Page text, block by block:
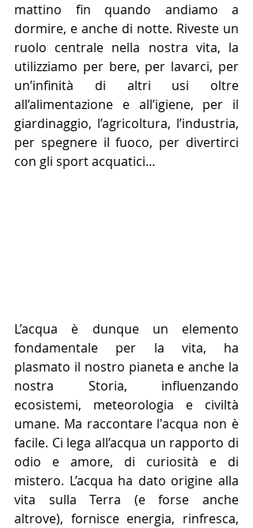
mattino fin quando andiamo a
dormire, e anche di notte. Riveste un
ruolo centrale nella nostra vita, la
utilizziamo per bere, per lavarci, per
un’infinità di altri usi oltre
all’alimentazione e all’igiene, per il
giardinaggio, l’agricoltura, l’industria,
per spegnere il fuoco, per divertirci
con gli sport acquatici…
L’acqua è dunque un elemento
fondamentale per la vita, ha
plasmato il nostro pianeta e anche la
nostra Storia, influenzando
ecosistemi, meteorologia e civiltà
umane. Ma raccontare l'acqua non è
facile. Ci lega all’acqua un rapporto di
odio e amore, di curiosità e di
mistero. L’acqua ha dato origine alla
vita sulla Terra (e forse anche
altrove), fornisce energia, rinfresca,